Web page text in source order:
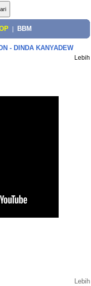
BBM
- DINDA KANYADEW
Lebih
Lebih